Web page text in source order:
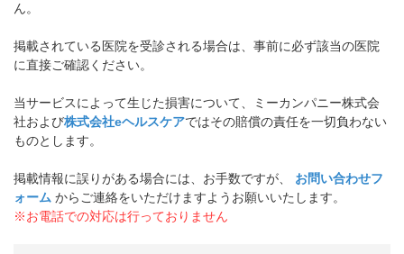
ん。
掲載されている医院を受診される場合は、事前に必ず該当の医院
に直接ご確認ください。
当サービスによって生じた損害について、ミーカンパニー株式会
社および株式会社eヘルスケアではその賠償の責任を一切負わない
ものとします。
掲載情報に誤りがある場合には、お手数ですが、
お問い合わせフ
ォーム からご連絡をいただけますようお願いいたします。
※お電話での対応は行っておりません